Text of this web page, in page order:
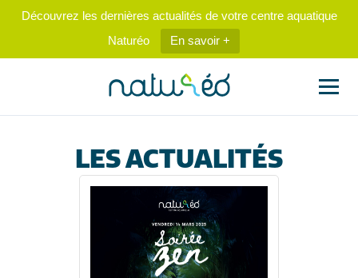
Découvrez les dernières actualités de votre centre aquatique
Naturéo
En savoir +
LES ACTUALITÉS